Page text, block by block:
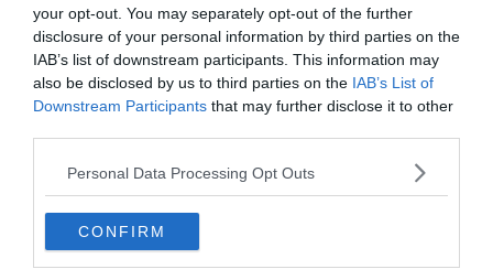
your opt-out. You may separately opt-out of the further
disclosure of your personal information by third parties on the
IAB’s list of downstream participants. This information may
also be disclosed by us to third parties on the IAB’s List of
Downstream Participants that may further disclose it to other
Personal Data Processing Opt Outs
CONFIRM
Dopo attacco all'Iran nazionale femminile
di hockey su prato rimanda la partenza
per Dubai